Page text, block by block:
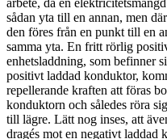
arbete, då en
sådan yta till en annan, men
den föres från en punkt till en
samma yta. En fritt rörlig
enhetsladdning, som befinner
positivt laddad konduktor,
repellerande kraften att föras
konduktorn och således röra
till lägre. Lätt nog inses, att
dragés mot en negativt laddad